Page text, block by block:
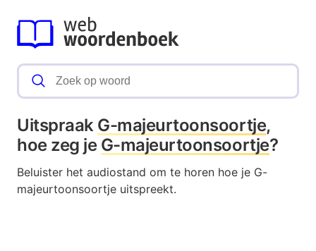
Uitspraak G-majeurtoonsoortje,
hoe zeg je G-majeurtoonsoortje?
Beluister het audiostand om te horen hoe je G-
majeurtoonsoortje uitspreekt.